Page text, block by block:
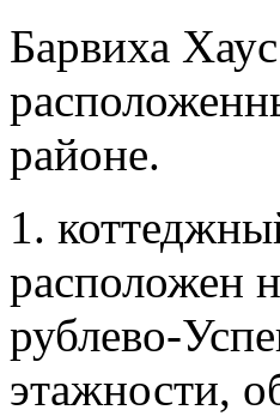
Барвиха
районе.
1.
расположен
рублево-
этажности,